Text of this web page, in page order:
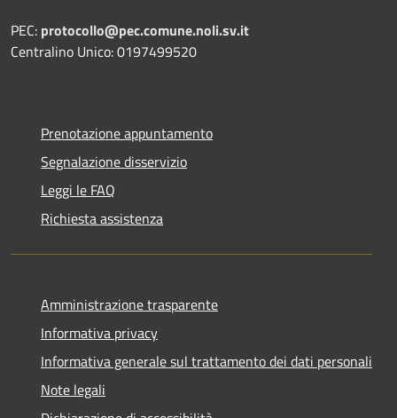
PEC: protocollo@pec.comune.noli.sv.it
Centralino Unico: 0197499520
Prenotazione appuntamento
Segnalazione disservizio
Leggi le FAQ
Richiesta assistenza
Amministrazione trasparente
Informativa privacy
Informativa generale sul trattamento dei dati personali
Note legali